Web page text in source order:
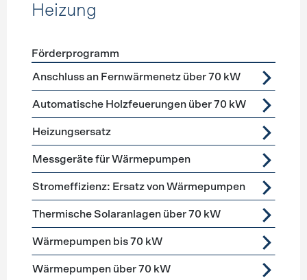
Heizung
Förderprogramme Heizung
Förderprogramm
Anschluss an Fernwärmenetz über 70 kW
Automatische Holzfeuerungen über 70 kW
Heizungsersatz
Messgeräte für Wärmepumpen
Stromeffizienz: Ersatz von Wärmepumpen
Thermische Solaranlagen über 70 kW
Wärmepumpen bis 70 kW
Wärmepumpen über 70 kW